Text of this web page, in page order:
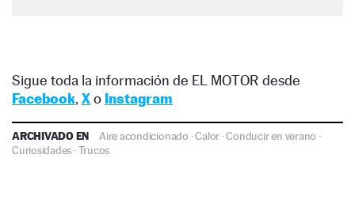
Sigue toda la información de EL MOTOR desde
Facebook, Xo Instagram
ARCHIVADO EN Aire acondicionado ·Calor ·Conducir en verano ·
Curiosidades ·Trucos